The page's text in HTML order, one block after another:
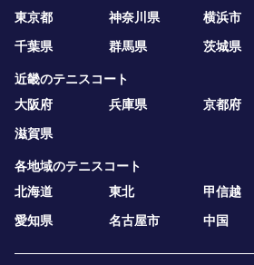
東京都
神奈川県 横浜市
千葉県
群馬県 茨城県
近畿のテニスコート
大阪府
兵庫県 京都府
滋賀県
各地域のテニスコート
北海道
東北 甲信越
愛知県
名古屋市 中国